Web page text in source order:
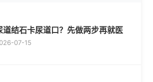
道结石卡尿道口？先做两步再就医
07-15